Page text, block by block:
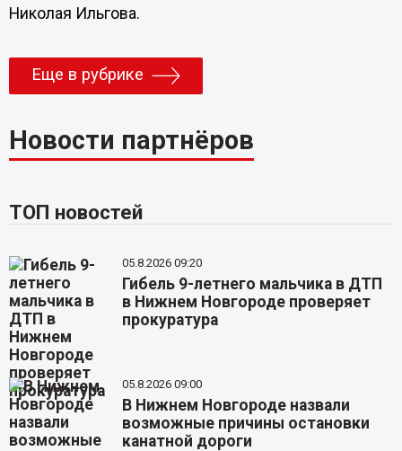
Николая Ильгова.
Еще в рубрике
Новости партнёров
ТОП новостей
05.8.2026 09:20
Гибель 9-летнего мальчика в ДТП
в Нижнем Новгороде проверяет
прокуратура
05.8.2026 09:00
В Нижнем Новгороде назвали
возможные причины остановки
канатной дороги